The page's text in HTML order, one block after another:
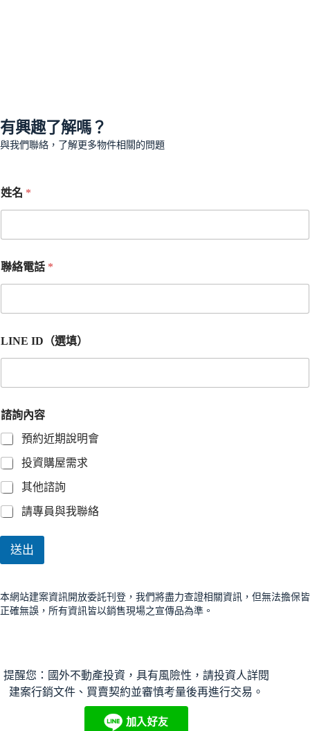
有興趣了解嗎？
與我們聯絡，了解更多物件相關的問題
姓名 *
聯絡電話 *
LINE ID（選填）
諮詢內容
預約近期說明會
投資購屋需求
其他諮詢
請專員與我聯絡
送出
本網站建案資訊開放委託刊登，我們將盡力查證相關資訊，但無法擔保皆
正確無誤，所有資訊皆以銷售現場之宣傳品為準。
提醒您：國外不動產投資，具有風險性，請投資人詳閱
建案行銷文件、買賣契約並審慎考量後再進行交易。